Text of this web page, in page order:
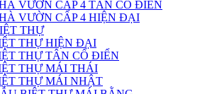
VƯỜN CẤP 4 TÂN CỔ ĐIỂN
VƯỜN CẤP 4 HIỆN ĐẠI
THỰ
THỰ HIỆN ĐẠI
THỰ TÂN CỔ ĐIỂN
THỰ MÁI THÁI
THỰ MÁI NHẬT